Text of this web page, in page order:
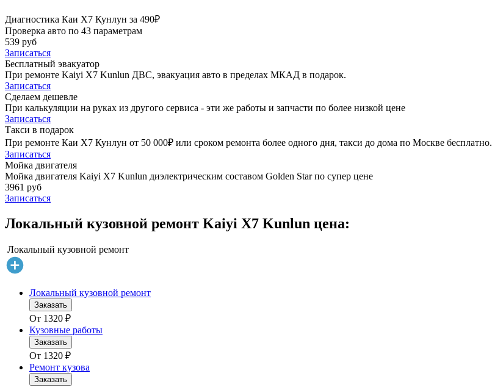
Диагностика Каи Х7 Кунлун за 490₽
Проверка авто по 43 параметрам
539 руб
Записаться
Бесплатный эвакуатор
При ремонте Kaiyi X7 Kunlun ДВС, эвакуация авто в пределах МКАД в подарок.
Записаться
Сделаем дешевле
При калькуляции на руках из другого сервиса - эти же работы и запчасти по более низкой цене
Записаться
Такси в подарок
При ремонте Каи Х7 Кунлун от 50 000₽ или сроком ремонта более одного дня, такси до дома по Москве бесплатно.
Записаться
Мойка двигателя
Мойка двигателя Kaiyi X7 Kunlun диэлектрическим составом Golden Star по супер цене
3961 руб
Записаться
Локальный кузовной ремонт Kaiyi X7 Kunlun цена:
Локальный кузовной ремонт
Локальный кузовной ремонт
Заказать
От 1320 ₽
Кузовные работы
Заказать
От 1320 ₽
Ремонт кузова
Заказать